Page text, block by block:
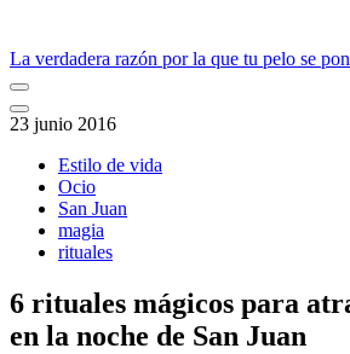
La verdadera razón por la que tu pelo se
23 junio 2016
Estilo de vida
Ocio
San Juan
magia
rituales
6 rituales mágicos para
en la noche de San Juan